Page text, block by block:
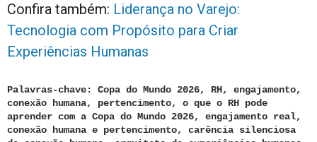
Confira também: Liderança no Varejo:
Tecnologia com Propósito para Criar
Experiências Humanas
Palavras-chave: Copa do Mundo 2026, RH, engajamento,
conexão humana, pertencimento, o que o RH pode
aprender com a Copa do Mundo 2026, engajamento real,
conexão humana e pertencimento, carência silenciosa